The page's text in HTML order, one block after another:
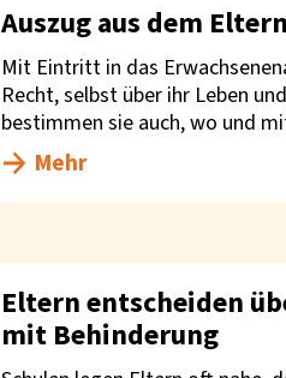
Auszug aus dem
Mit Eintritt in das
Recht, selbst über ihr Leben
bestimmen sie auch, wo und
Mehr
Eltern entscheiden
mit Behinderung